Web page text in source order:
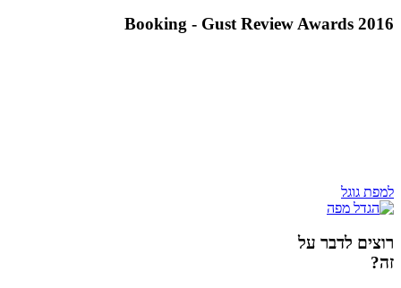
Booking - Gust Review Awards 2016
למפת גוגל
רוצים לדבר על
זה?